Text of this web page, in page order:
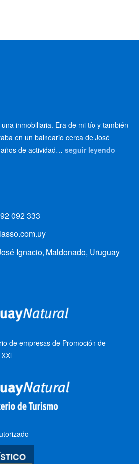
inmobiliaria. Era de mi tío y también
en un balneario cerca de José
de actividad… seguir leyendo
092 333
Ignacio, Maldonado, Uruguay
de empresas de Promoción de